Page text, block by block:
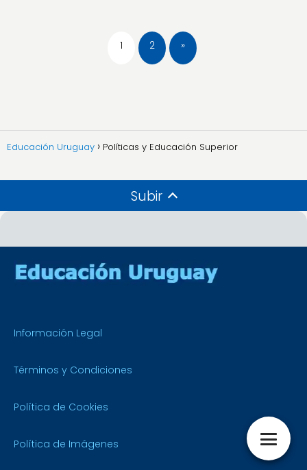
1 2 »
Educación Uruguay Políticas y Educación Superior
Subir
Información Legal
Términos y Condiciones
Política de Cookies
Política de Imágenes